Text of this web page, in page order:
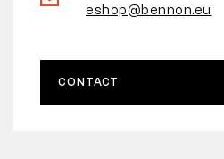
eshop@bennon.eu
CONTACT